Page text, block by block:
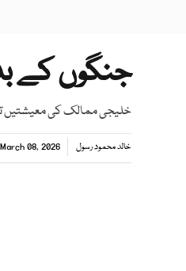
جنگوں کے
خلیجی ممالک کی معیشتیں
خالد محمود رسول March 08, 2026